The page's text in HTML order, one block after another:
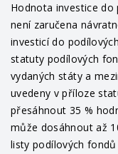
Hodnota investice
není zaručena
investicí do
statuty podílových
vydaných státy a
uvedeny v příloze
přesáhnout 35 %
může dosáhnout až
listy podílových